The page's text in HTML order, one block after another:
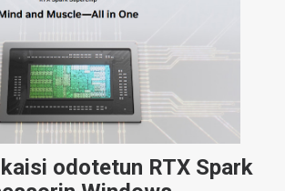
odotetun RTX Spark